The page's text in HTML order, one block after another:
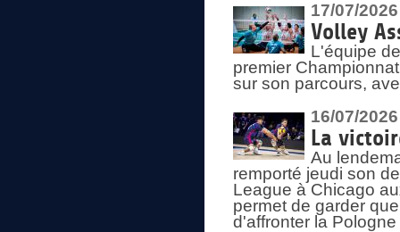
17/07/2026
Volley
L'équipe
premier
sur son parcours,
16/07/2026
La
Au
remporté jeudi son
League à Chicago
permet de garder
d'affronter la